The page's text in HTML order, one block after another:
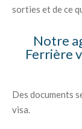
sorties et de ce
Notre
Ferrière
Des documents
visa.